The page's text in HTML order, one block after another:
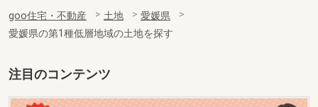
用途地域
１種住居
土地面積 220.16m²
愛媛県松山市北土居２
価 格
8,600万円
goo住宅・不動産 土地
愛媛県
愛媛県の第1種低層地域の土地を探す
注目のコンテンツ